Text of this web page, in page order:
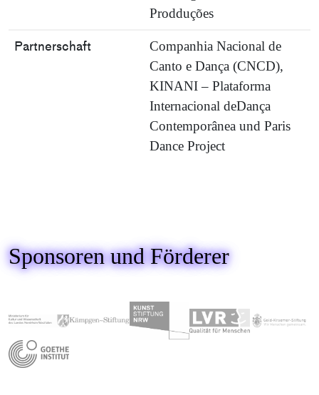
Prodduções
Partnerschaft
Companhia Nacional de
Canto e Dança (CNCD),
KINANI – Plataforma
Internacional deDança
Contemporânea und Paris
Dance Project
Sponsoren und Förderer